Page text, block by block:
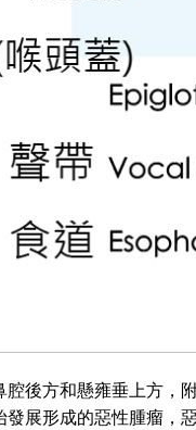
腔後方和懸雍垂上方，
發展形成的惡性腫瘤，